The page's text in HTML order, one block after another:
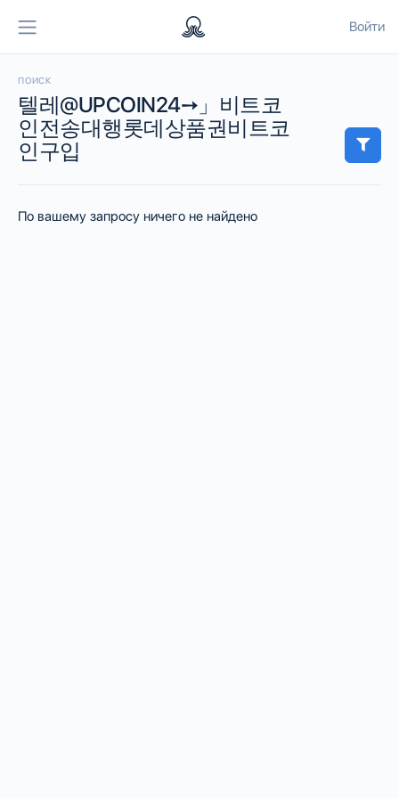
Войти
ПОИСК
텔레@UPCOIN24➙」비트코
인전송대행롯데상품권비트코
인구입
По вашему запросу ничего не найдено